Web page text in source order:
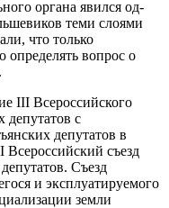
органа явился од­
теми слоями
что только
определять вопрос о
III Всероссийского
депутатов с
депутатов в
съезд
Съезд
и эксплуатируемого
земли